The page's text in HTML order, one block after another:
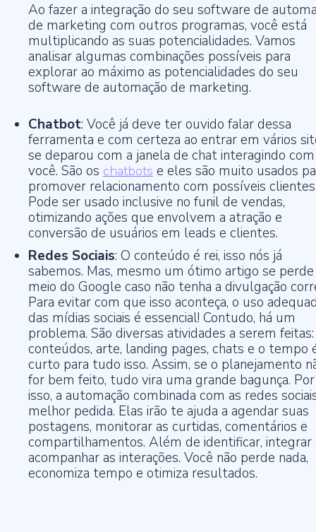
Ao fazer a integração do seu software de
de marketing com outros programas, você está
multiplicando as suas potencialidades. Vamos
analisar algumas combinações possíveis para
explorar ao máximo as potencialidades do seu
software de automação de marketing.
Chatbot: Você já deve ter ouvido falar dessa
ferramenta e com certeza ao entrar em vários
se deparou com a janela de chat interagindo com
você. São os chatbotse eles são muito usados
promover relacionamento com possíveis
Pode ser usado inclusive no funil de vendas,
otimizando ações que envolvem a atração e
conversão de usuários em leads e clientes.
Redes Sociais: O conteúdo é rei, isso nós já
sabemos. Mas, mesmo um ótimo artigo se
meio do Google caso não tenha a divulgação
Para evitar com que isso aconteça, o uso
das mídias sociais é essencial! Contudo, há um
problema. São diversas atividades a serem feitas:
conteúdos, arte, landing pages, chats e o tempo
curto para tudo isso. Assim, se o planejamento
for bem feito, tudo vira uma grande bagunça. Por
isso, a automação combinada com as redes
melhor pedida. Elas irão te ajuda a agendar suas
postagens, monitorar as curtidas, comentários e
compartilhamentos. Além de identificar, integrar
acompanhar as interações. Você não perde nada,
economiza tempo e otimiza resultados.